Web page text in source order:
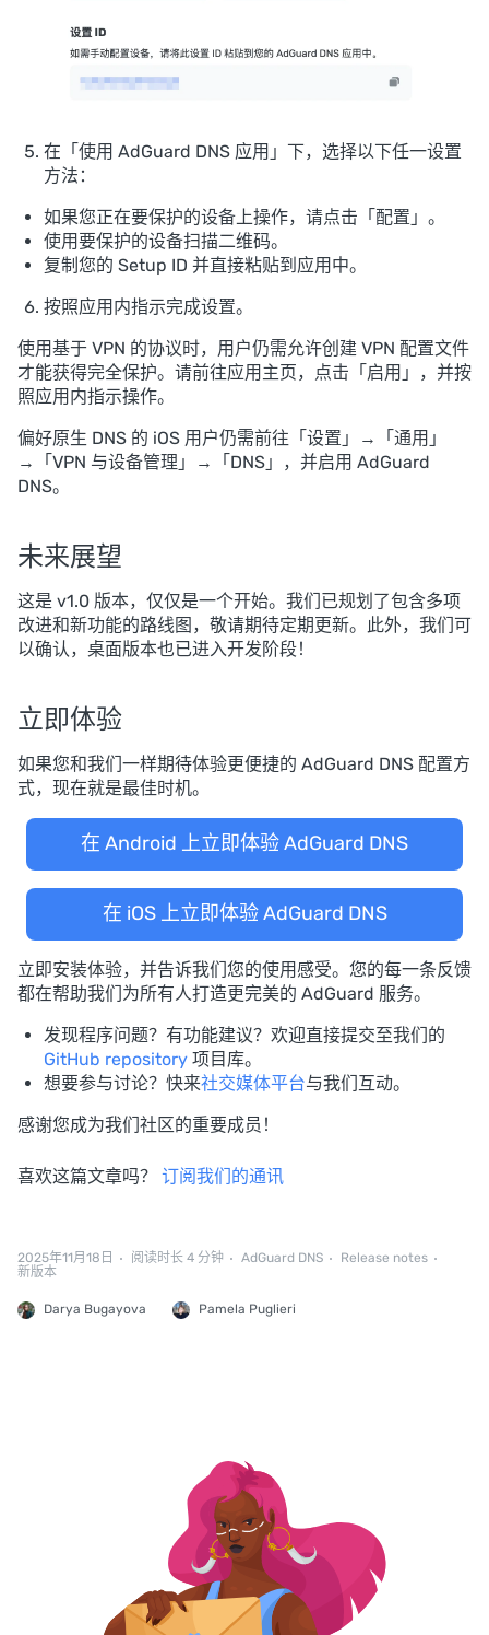
在「使用 AdGuard DNS 应用」下，选择以下任一设置
方法：
如果您正在要保护的设备上操作，请点击「配置」。
使用要保护的设备扫描二维码。
复制您的 Setup ID 并直接粘贴到应用中。
按照应用内指示完成设置。
使用基于 VPN 的协议时，用户仍需允许创建 VPN 配置文件
才能获得完全保护。请前往应用主页，点击「启用」，并按
照应用内指示操作。
偏好原生 DNS 的 iOS 用户仍需前往「设置」→「通用」
→「VPN 与设备管理」→「DNS」，并启用 AdGuard
DNS。
未来展望
这是 v1.0 版本，仅仅是一个开始。我们已规划了包含多项
改进和新功能的路线图，敬请期待定期更新。此外，我们可
以确认，桌面版本也已进入开发阶段！
立即体验
如果您和我们一样期待体验更便捷的 AdGuard DNS 配置方
式，现在就是最佳时机。
在 Android 上立即体验 AdGuard DNS
在 iOS 上立即体验 AdGuard DNS
立即安装体验，并告诉我们您的使用感受。您的每一条反馈
都在帮助我们为所有人打造更完美的 AdGuard 服务。
发现程序问题？有功能建议？欢迎直接提交至我们的
GitHub repository 项目库。
想要参与讨论？快来社交媒体平台与我们互动。
感谢您成为我们社区的重要成员！
喜欢这篇文章吗？ 订阅我们的通讯
2025年11月18日 阅读时长 4 分钟 AdGuard DNS
Release notes
新版本
Darya Bugayova Pamela Puglieri